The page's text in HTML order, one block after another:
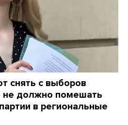
снять с выборов
не должно помешать
в региональные